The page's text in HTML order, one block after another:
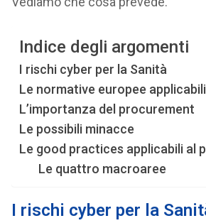
Indice degli argomenti
I rischi cyber per la Sanità
Le normative europee applicabili
L’importanza del procurement
Le possibili minacce
Le good practices applicabili al
Le quattro macroaree
I rischi cyber per la